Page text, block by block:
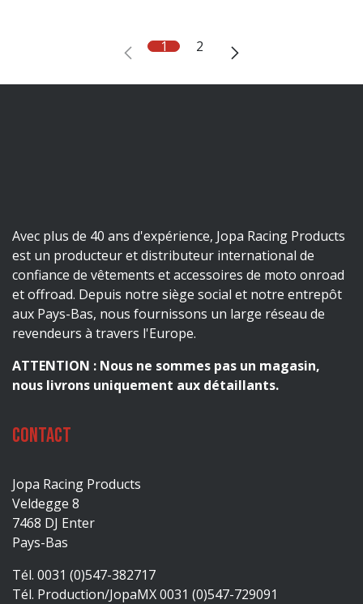
1 2
Avec plus de 40 ans d'expérience, Jopa Racing Products
est un producteur et distributeur international de
confiance de vêtements et accessoires de moto onroad
et offroad. Depuis notre siège social et notre entrepôt
aux Pays-Bas, nous fournissons un large réseau de
revendeurs à travers l'Europe.
ATTENTION : Nous ne sommes pas un magasin,
nous livrons uniquement aux détaillants.
Contact
Jopa Racing Products
Veldegge 8
7468 DJ Enter
Pays-Bas
Tél. 0031 (0)547-382717
Tél. Production/JopaMX 0031 (0)547-729091